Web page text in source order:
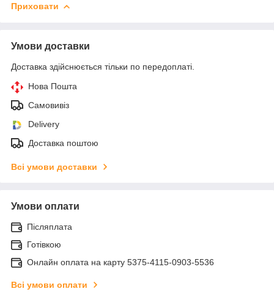
Приховати
Умови доставки
Доставка здійснюється тільки по передоплаті.
Нова Пошта
Самовивіз
Delivery
Доставка поштою
Всі умови доставки
Умови оплати
Післяплата
Готівкою
Онлайн оплата на карту 5375-4115-0903-5536
Всі умови оплати